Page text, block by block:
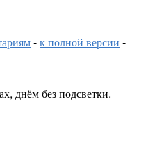
-к полной версии -
днём без подсветки.